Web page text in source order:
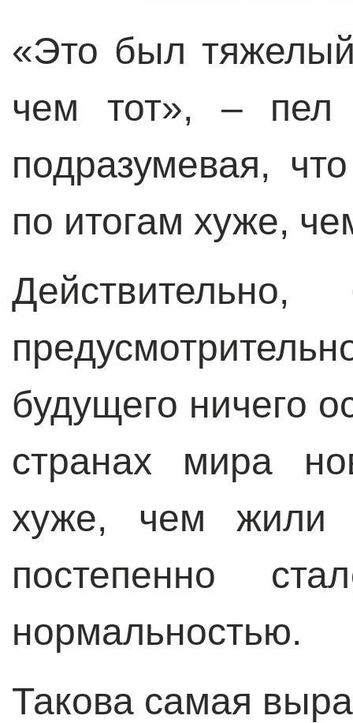
«Это был
чем тот», – пел
подразумевая,
по итогам хуже,
будущего ничего
странах мира
хуже, чем жили
постепенно
нормальностью.
Такова самая